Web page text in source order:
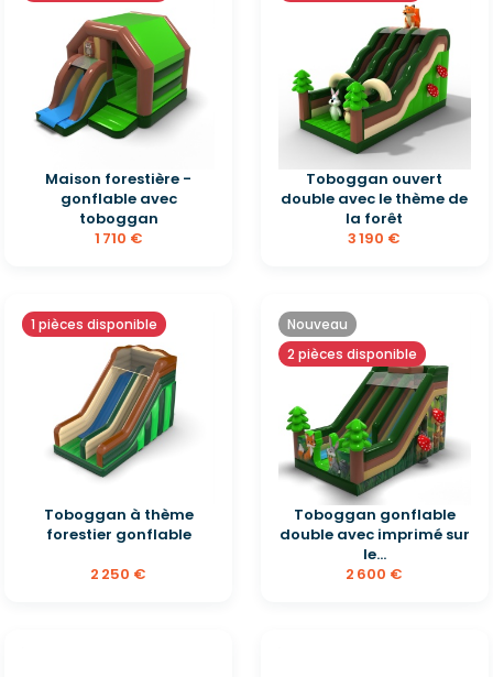
Maison forestière -
gonflable avec
toboggan
1 710 €
Toboggan ouvert
double avec le thème de
la forêt
3 190 €
1 pièces disponible
Toboggan à thème
forestier gonflable
2 250 €
Nouveau
2 pièces disponible
Toboggan gonflable
double avec imprimé sur
le...
2 600 €